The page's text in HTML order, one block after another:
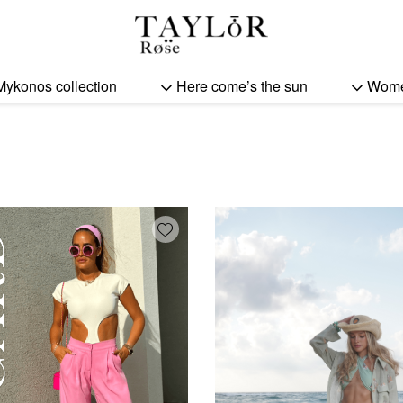
collection Here come’s the sun
Add wishlist